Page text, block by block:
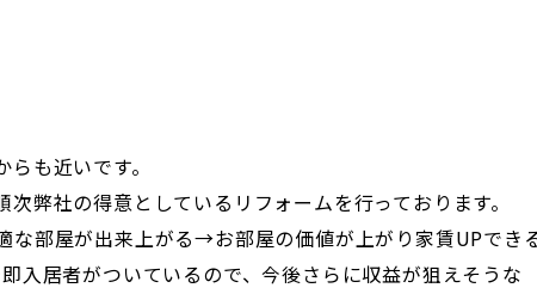
も近いです。
弊社の得意としているリフォームを行っております。
な部屋が出来上がる→お部屋の価値が上がり家賃UPでき
入居者がついているので、今後さらに収益が狙えそうな